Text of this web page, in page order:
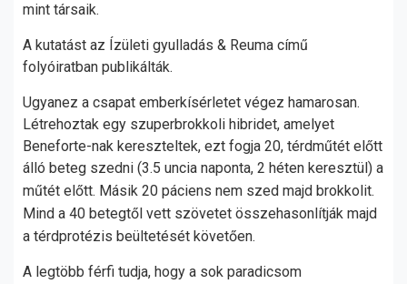
mint társaik.
A kutatást az Ízületi gyulladás & Reuma című
folyóiratban publikálták.
Ugyanez a csapat emberkísérletet végez hamarosan.
Létrehoztak egy szuperbrokkoli hibridet, amelyet
Beneforte-nak kereszteltek, ezt fogja 20, térdműtét előtt
álló beteg szedni (3.5 uncia naponta, 2 héten keresztül) a
műtét előtt. Másik 20 páciens nem szed majd brokkolit.
Mind a 40 betegtől vett szövetet összehasonlítják majd
a térdprotézis beültetését követően.
A legtöbb férfi tudja, hogy a sok paradicsom